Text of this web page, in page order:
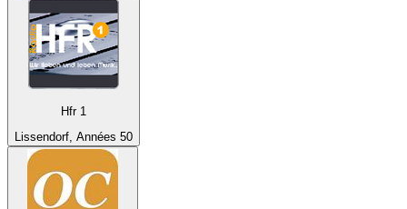
Hfr 1
Lissendorf, Années 50